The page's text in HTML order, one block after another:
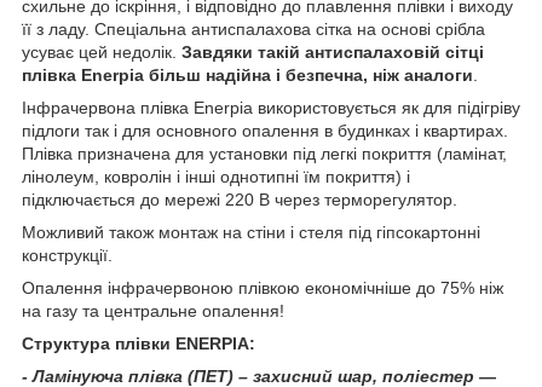
схильне до іскріння, і відповідно до плавлення плівки і виходу
її з ладу. Спеціальна антиспалахова сітка на основі срібла
усуває цей недолік. Завдяки такій антиспалаховій сітці
плівка Enerpia більш надійна і безпечна, ніж аналоги
Інфрачервона плівка Enerpia використовується як для підігріву
підлоги так і для основного опалення в будинках і квартирах.
Плівка призначена для установки під легкі покриття (ламінат,
лінолеум, ковролін і інші однотипні їм покриття) і
підключається до мережі 220 В через терморегулятор.
Можливий також монтаж на стіни і стеля під гіпсокартонні
конструкції.
Опалення інфрачервоною плівкою економічніше до 75% ніж
на газу та центральне опалення!
Структура плівки ENERPIA:
-Ламінуюча плівка (ПЕТ) – захисний шар, поліестер ―